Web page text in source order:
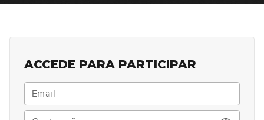
de atrás
amarrado (simplificada)
ACCEDE PARA PARTICIPAR